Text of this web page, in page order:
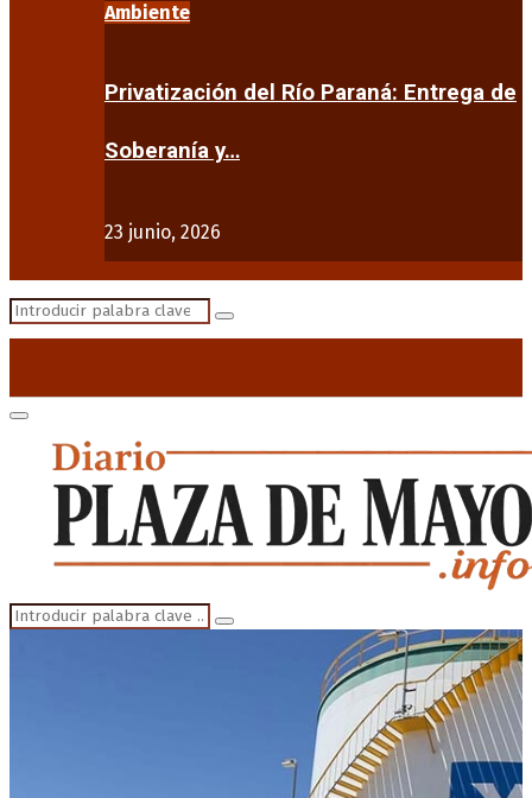
Ambiente
Privatización del Río Paraná: Entrega de
Soberanía y…
23 junio, 2026
Search
Search
Primary
Menu
Search
for:
Search